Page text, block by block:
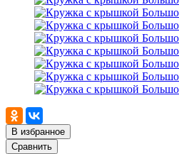
В избранное
Сравнить